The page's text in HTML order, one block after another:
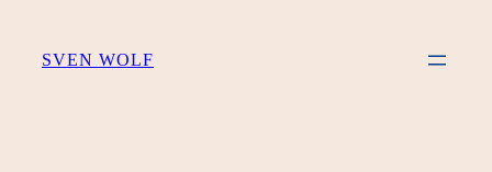
Inhalt
SVEN WOLF